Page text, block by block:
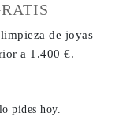
de joyas
a 1.400 €.
pides hoy.